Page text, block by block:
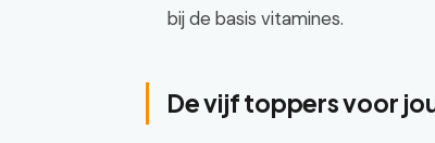
bij de basis vitamines.
De vijf toppers voor